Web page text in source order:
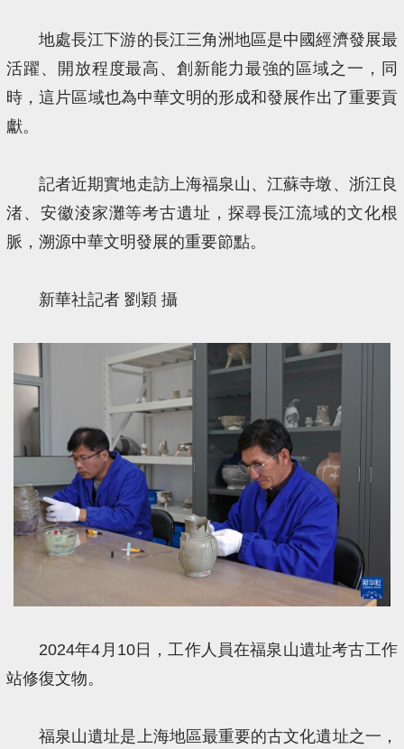
地處長江下游的長江三角洲地區是中國經濟發展最
活躍、開放程度最高、創新能力最強的區域之一，同
時，這片區域也為中華文明的形成和發展作出了重要貢
獻。
記者近期實地走訪上海福泉山、江蘇寺墩、浙江良
渚、安徽淩家灘等考古遺址，探尋長江流域的文化根
脈，溯源中華文明發展的重要節點。
新華社記者 劉穎 攝
2024年4月10日，工作人員在福泉山遺址考古工作
站修復文物。
福泉山遺址是上海地區最重要的古文化遺址之一，